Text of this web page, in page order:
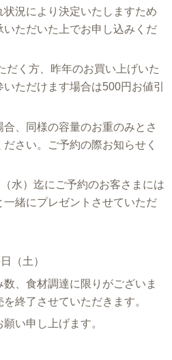
況により決定いたしますため
ただいた上でお申し込みくだ
く方、昨年のお買い上げいた
ただけます場合は500円お値引
、同様の容量のお重のみとさ
さい。ご予約の際お知らせく
水）迄にご予約のお客さまには
緒にプレゼントさせていただ
（土）
、食材調達に限りがございま
終了させていただきます。
い申し上げます。